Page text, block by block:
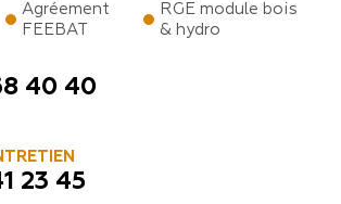
Agréement
FEEBAT
RGE module bois
& hydro
40 40
23 45